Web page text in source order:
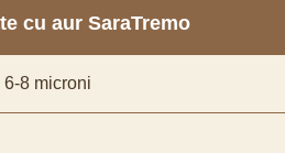
cu aur SaraTremo
8 microni